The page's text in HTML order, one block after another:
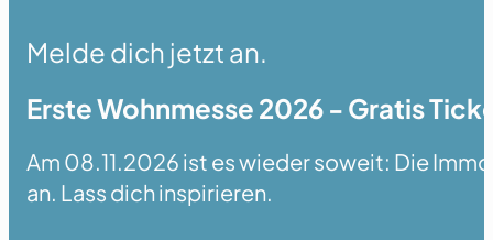
Melde dich jetzt an.
Erste Wohnmesse 2026 - Gratis
Am 08.11.2026 ist es wieder soweit: Die
an. Lass dich inspirieren.